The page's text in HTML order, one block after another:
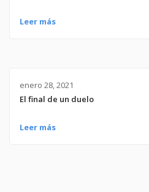
Leer más
enero 28, 2021
El final de un duelo
Leer más